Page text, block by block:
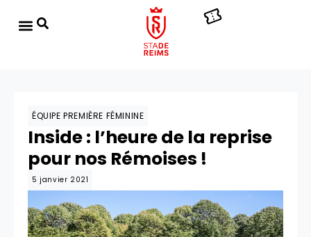
ÉQUIPE PREMIÈRE FÉMININE
Inside : l’heure de la reprise
pour nos Rémoises !
5 janvier 2021